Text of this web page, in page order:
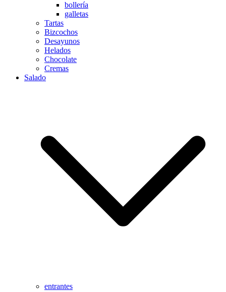
bollería
galletas
Tartas
Bizcochos
Desayunos
Helados
Chocolate
Cremas
Salado
entrantes